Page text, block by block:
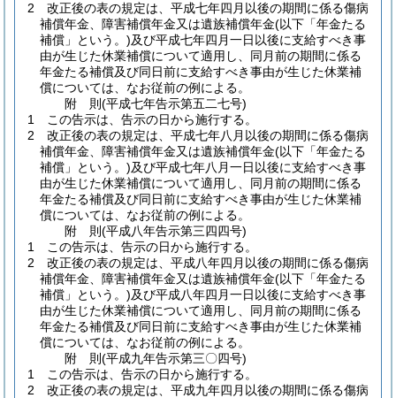
2
改正後の表の規定は、平成七年四月以後の期間に係る傷病
補償年金、障害補償年金又は遺族補償年金(以下「年金たる
補償」という。)及び平成七年四月一日以後に支給すべき事
由が生じた休業補償について適用し、同月前の期間に係る
年金たる補償及び同日前に支給すべき事由が生じた休業補
償については、なお従前の例による。
附 則(平成七年告示第五二七号)
1
この告示は、告示の日から施行する。
2
改正後の表の規定は、平成七年八月以後の期間に係る傷病
補償年金、障害補償年金又は遺族補償年金(以下「年金たる
補償」という。)及び平成七年八月一日以後に支給すべき事
由が生じた休業補償について適用し、同月前の期間に係る
年金たる補償及び同日前に支給すべき事由が生じた休業補
償については、なお従前の例による。
附 則(平成八年告示第三四四号)
1
この告示は、告示の日から施行する。
2
改正後の表の規定は、平成八年四月以後の期間に係る傷病
補償年金、障害補償年金又は遺族補償年金(以下「年金たる
補償」という。)及び平成八年四月一日以後に支給すべき事
由が生じた休業補償について適用し、同月前の期間に係る
年金たる補償及び同日前に支給すべき事由が生じた休業補
償については、なお従前の例による。
附 則(平成九年告示第三〇四号)
1
この告示は、告示の日から施行する。
2
改正後の表の規定は、平成九年四月以後の期間に係る傷病